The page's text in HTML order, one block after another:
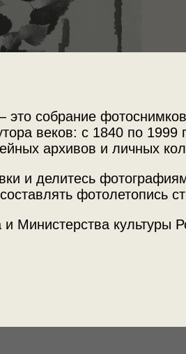
собрание
веков: с 1840 по 1999
архивов и личных
и делитесь
фотолетопись
Министерства культуры
МАММ / МДФ